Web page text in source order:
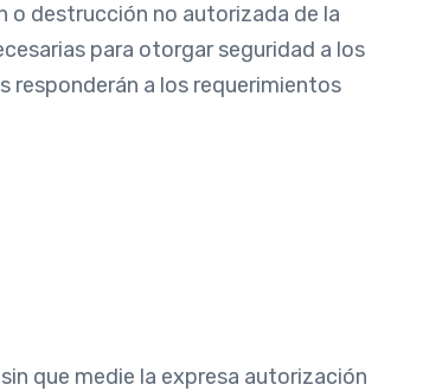
o destrucción no autorizada de la
para otorgar seguridad a los
responderán a los requerimientos
que medie la expresa autorización